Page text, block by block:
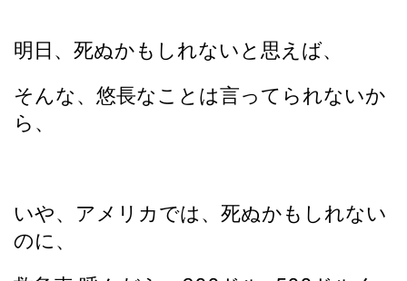
明日、死ぬかもしれないと思えば、
そんな、悠長なことは言ってられないか
ら、
いや、アメリカでは、死ぬかもしれない
のに、